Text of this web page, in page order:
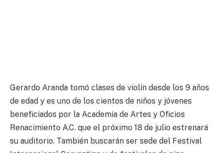
Gerardo Aranda tomó clases de violín desde los 9 años
de edad y es uno de los cientos de niños y jóvenes
beneficiados por la Academia de Artes y Oficios
Renacimiento A.C. que el próximo 18 de julio estrenará
su auditorio. También buscarán ser sede del Festival